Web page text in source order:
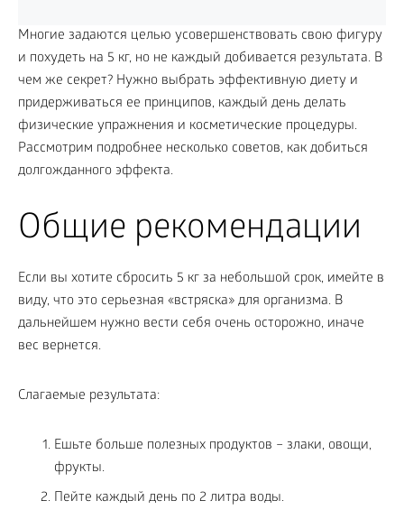
Многие задаются целью усовершенствовать свою фигуру
и похудеть на 5 кг, но не каждый добивается результата. В
чем же секрет? Нужно выбрать эффективную диету и
придерживаться ее принципов, каждый день делать
физические упражнения и косметические процедуры.
Рассмотрим подробнее несколько советов, как добиться
долгожданного эффекта.
Общие рекомендации
Если вы хотите сбросить 5 кг за небольшой срок, имейте в
виду, что это серьезная «встряска» для организма. В
дальнейшем нужно вести себя очень осторожно, иначе
вес вернется.
Слагаемые результата:
Ешьте больше полезных продуктов – злаки, овощи,
фрукты.
Пейте каждый день по 2 литра воды.